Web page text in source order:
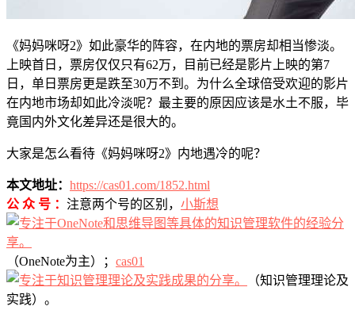
《妈妈咪呀2》如此豪华的阵容，在内地的票房却相当惨淡。
上映首日，票房仅仅只有62万，目前已经是影片上映的第7
日，单日票房更是跌至30万不到。为什么全球倍受欢迎的影片
在内地市场却如此冷淡呢？最主要的原因应该是水土不服，毕
竟国内外文化差异还是很大的。
大家是怎么看待《妈妈咪呀2》内地遇冷的呢？
本文地址： https://cas01.com/1852.html
公 众 号 ： 注意两个号的区别， 小斯想
（OneNote为主）； cas01
（知识管理理论及
实践）。